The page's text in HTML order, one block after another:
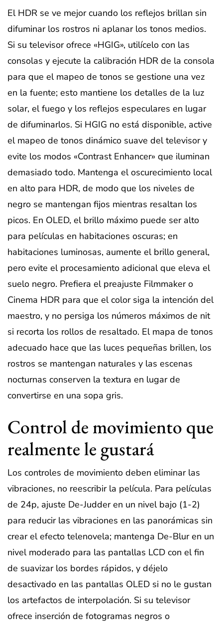
El HDR se ve mejor cuando los reflejos brillan sin
difuminar los rostros ni aplanar los tonos medios.
Si su televisor ofrece «HGIG», utilícelo con las
consolas y ejecute la calibración HDR de la consola
para que el mapeo de tonos se gestione una vez
en la fuente; esto mantiene los detalles de la luz
solar, el fuego y los reflejos especulares en lugar
de difuminarlos. Si HGIG no está disponible, active
el mapeo de tonos dinámico suave del televisor y
evite los modos «Contrast Enhancer» que iluminan
demasiado todo. Mantenga el oscurecimiento local
en alto para HDR, de modo que los niveles de
negro se mantengan fijos mientras resaltan los
picos. En OLED, el brillo máximo puede ser alto
para películas en habitaciones oscuras; en
habitaciones luminosas, aumente el brillo general,
pero evite el procesamiento adicional que eleva el
suelo negro. Prefiera el preajuste Filmmaker o
Cinema HDR para que el color siga la intención del
maestro, y no persiga los números máximos de nit
si recorta los rollos de resaltado. El mapa de tonos
adecuado hace que las luces pequeñas brillen, los
rostros se mantengan naturales y las escenas
nocturnas conserven la textura en lugar de
convertirse en una sopa gris.
Control de movimiento que
realmente le gustará
Los controles de movimiento deben eliminar las
vibraciones, no reescribir la película. Para películas
de 24p, ajuste De-Judder en un nivel bajo (1-2)
para reducir las vibraciones en las panorámicas sin
crear el efecto telenovela; mantenga De-Blur en un
nivel moderado para las pantallas LCD con el fin
de suavizar los bordes rápidos, y déjelo
desactivado en las pantallas OLED si no le gustan
los artefactos de interpolación. Si su televisor
ofrece inserción de fotogramas negros o